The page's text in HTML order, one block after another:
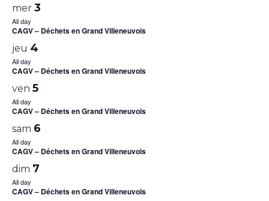
mer 3
All day
CAGV – Déchets en Grand Villeneuvois
jeu 4
All day
CAGV – Déchets en Grand Villeneuvois
ven 5
All day
CAGV – Déchets en Grand Villeneuvois
sam 6
All day
CAGV – Déchets en Grand Villeneuvois
dim 7
All day
CAGV – Déchets en Grand Villeneuvois